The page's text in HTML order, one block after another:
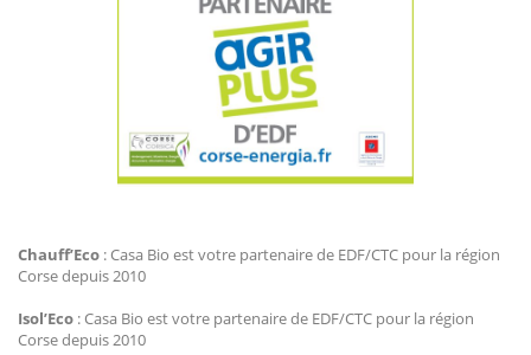
Chauff’Eco : Casa Bio est votre partenaire de EDF/CTC pour la région
Corse depuis 2010
Isol’Eco : Casa Bio est votre partenaire de EDF/CTC pour la région
Corse depuis 2010